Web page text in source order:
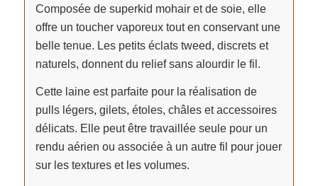
Composée de superkid mohair et de soie, elle
offre un toucher vaporeux tout en conservant une
belle tenue. Les petits éclats tweed, discrets et
naturels, donnent du relief sans alourdir le fil.
Cette laine est parfaite pour la réalisation de
pulls légers, gilets, étoles, châles et accessoires
délicats. Elle peut être travaillée seule pour un
rendu aérien ou associée à un autre fil pour jouer
sur les textures et les volumes.